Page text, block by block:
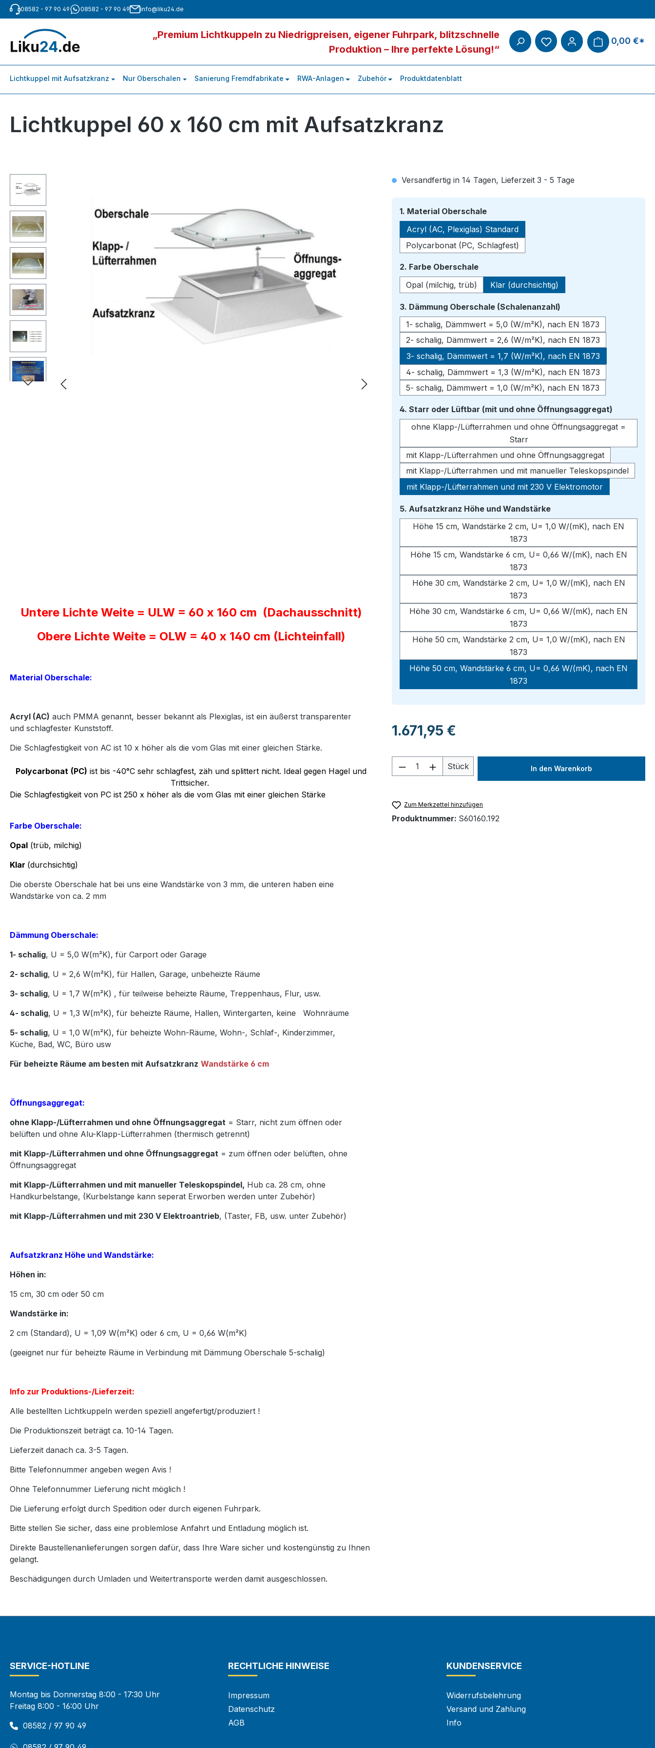
Hauptinhalt springen
Zur Suche springen
Zur Hauptnavigation springen
08582 - 97 90 49 08582 - 97 90 49 info@liku24.de
„Premium Lichtkuppeln zu Niedrigpreisen, eigener Fuhrpark, blitzschnelle
Produktion – Ihre perfekte Lösung!“
0,00 €*
Lichtkuppel mit Aufsatzkranz Nur Oberschalen Sanierung Fremdfabrikate RWA-Anlagen Zubehör Produktdatenblatt
Lichtkuppel 60 x 160 cm mit Aufsatzkranz
Untere Lichte Weite = ULW = 60 x 160 cm (Dachausschnitt)
Obere Lichte Weite = OLW = 40 x 140 cm (Lichteinfall)
Material Oberschale:
Acryl (AC) auch PMMA genannt, besser bekannt als Plexiglas, ist ein äußerst transparenter
und schlagfester Kunststoff.
Die Schlagfestigkeit von AC ist 10 x höher als die vom Glas mit einer gleichen Stärke.
Polycarbonat (PC) ist bis -40°C sehr schlagfest, zäh und splittert nicht. Ideal gegen Hagel und
Trittsicher.
Die Schlagfestigkeit von PC ist 250 x höher als die vom Glas mit einer gleichen Stärke
Farbe Oberschale:
Opal (trüb, milchig)
Klar (durchsichtig)
Die oberste Oberschale hat bei uns eine Wandstärke von 3 mm, die unteren haben eine
Wandstärke von ca. 2 mm
Dämmung Oberschale:
1- schalig, U = 5,0 W(m²K), für Carport oder Garage
2- schalig, U = 2,6 W(m²K), für Hallen, Garage, unbeheizte Räume
3- schalig, U = 1,7 W(m²K) , für teilweise beheizte Räume, Treppenhaus, Flur, usw.
4- schalig, U = 1,3 W(m²K), für beheizte Räume, Hallen, Wintergarten, keine Wohnräume
5- schalig, U = 1,0 W(m²K), für beheizte Wohn-Räume, Wohn-, Schlaf-, Kinderzimmer,
Küche, Bad, WC, Büro usw
Für beheizte Räume am besten mit Aufsatzkranz Wandstärke 6 cm
Öffnungsaggregat:
ohne Klapp-/Lüfterrahmen und ohne Öffnungsaggregat = Starr, nicht zum öffnen oder
belüften und ohne Alu-Klapp-Lüfterrahmen (thermisch getrennt)
mit Klapp-/Lüfterrahmen und ohne Öffnungsaggregat = zum öffnen oder belüften, ohne
Öffnungsaggregat
mit Klapp-/Lüfterrahmen und mit manueller Teleskopspindel, Hub ca. 28 cm, ohne
Handkurbelstange, (Kurbelstange kann seperat Erworben werden unter Zubehör)
mit Klapp-/Lüfterrahmen und mit 230 V Elektroantrieb, (Taster, FB, usw. unter Zubehör)
Aufsatzkranz Höhe und Wandstärke:
Höhen in:
15 cm, 30 cm oder 50 cm
Wandstärke in:
2 cm (Standard), U = 1,09 W(m²K) oder 6 cm, U = 0,66 W(m²K)
(geeignet nur für beheizte Räume in Verbindung mit Dämmung Oberschale 5-schalig)
Info zur Produktions-/Lieferzeit:
Alle bestellten Lichtkuppeln werden speziell angefertigt/produziert !
Die Produktionszeit beträgt ca. 10-14 Tagen.
Lieferzeit danach ca. 3-5 Tagen.
Bitte Telefonnummer angeben wegen Avis !
Ohne Telefonnummer Lieferung nicht möglich !
Die Lieferung erfolgt durch Spedition oder durch eigenen Fuhrpark.
Bitte stellen Sie sicher, dass eine problemlose Anfahrt und Entladung möglich ist.
Direkte Baustellenanlieferungen sorgen dafür, dass Ihre Ware sicher und kostengünstig zu Ihnen
gelangt.
Beschädigungen durch Umladen und Weitertransporte werden damit ausgeschlossen.
Versandfertig in 14 Tagen, Lieferzeit 3 - 5 Tage
1. Material Oberschaleauswählen
Acryl (AC, Plexiglas) Standard
Polycarbonat (PC, Schlagfest)
2. Farbe Oberschaleauswählen
Opal (milchig, trüb)
Klar (durchsichtig)
3. Dämmung Oberschale (Schalenanzahl)
1- schalig, Dämmwert = 5,0 (W/m²K), nach EN 1873
2- schalig, Dämmwert = 2,6 (W/m²K), nach EN 1873
3- schalig, Dämmwert = 1,7 (W/m²K), nach EN 1873
4- schalig, Dämmwert = 1,3 (W/m²K), nach EN 1873
5- schalig, Dämmwert = 1,0 (W/m²K), nach EN 1873
4. Starr oder Lüftbar (mit und ohne Öffnungsaggregat)
ohne Klapp-/Lüfterrahmen und ohne Öffnungsaggregat =
Starr
mit Klapp-/Lüfterrahmen und ohne Öffnungsaggregat
mit Klapp-/Lüfterrahmen und mit manueller Teleskopspindel
mit Klapp-/Lüfterrahmen und mit 230 V Elektromotor
5. Aufsatzkranz Höhe und Wandstärkeauswählen
Höhe 15 cm, Wandstärke 2 cm, U= 1,0 W/(mK), nach EN
1873
Höhe 15 cm, Wandstärke 6 cm, U= 0,66 W/(mK), nach EN
1873
Höhe 30 cm, Wandstärke 2 cm, U= 1,0 W/(mK), nach EN
1873
Höhe 30 cm, Wandstärke 6 cm, U= 0,66 W/(mK), nach EN
1873
Höhe 50 cm, Wandstärke 2 cm, U= 1,0 W/(mK), nach EN
1873
Höhe 50 cm, Wandstärke 6 cm, U= 0,66 W/(mK), nach EN
1873
Regulärer Preis:
1.671,95 €
Produkt Anzahl: Gib den gewünschten Wert
Stück In den Warenkorb
Zum Merkzettel hinzufügen
Produktnummer: S60160.192
SERVICE-HOTLINE
Montag bis Donnerstag 8:00 - 17:30 Uhr
Freitag 8:00 - 16:00 Uhr
08582 / 97 90 49
RECHTLICHE HINWEISE
Impressum
Datenschutz
AGB
KUNDENSERVICE
Widerrufsbelehrung
Versand und Zahlung
Info